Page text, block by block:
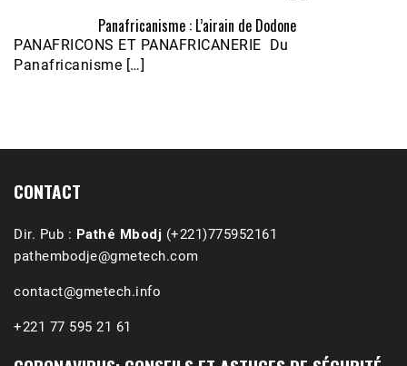
Écoutez le parcours de Claudiane Kapia
Nobana (Podologue)
Feb 24, 2021 • 28mn
Panafricanisme : L’airain de Dodone
PANAFRICONS ET PANAFRICANERIE Du
Panafricanisme […]
CONTACT
Dir. Pub : Pathé Mbodj (+221)775952161
pathembodje@gmetech.com
contact@gmetech.info
+221 77 595 21 61